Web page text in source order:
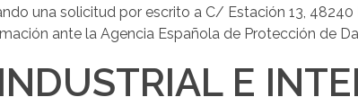
una solicitud por escrito a C/ Estación 13,
ante la Agencia Española de Protección de
E